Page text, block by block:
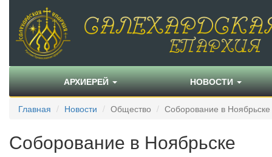
АРХИЕРЕЙ НОВОСТИ
Главная Новости Общество Соборование в Ноябрьске
Соборование в Ноябрьске